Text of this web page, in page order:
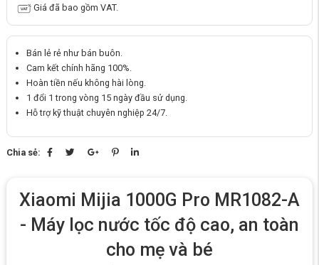
Giá đã bao gồm VAT.
Bán lẻ rẻ như bán buôn.
Cam kết chính hãng 100%.
Hoàn tiền nếu không hài lòng.
1 đổi 1 trong vòng 15 ngày đầu sử dụng.
Hỗ trợ kỹ thuật chuyên nghiệp 24/7.
Chia sẻ:
Xiaomi Mijia 1000G Pro MR1082-A
- Máy lọc nước tốc độ cao, an toàn
cho mẹ và bé